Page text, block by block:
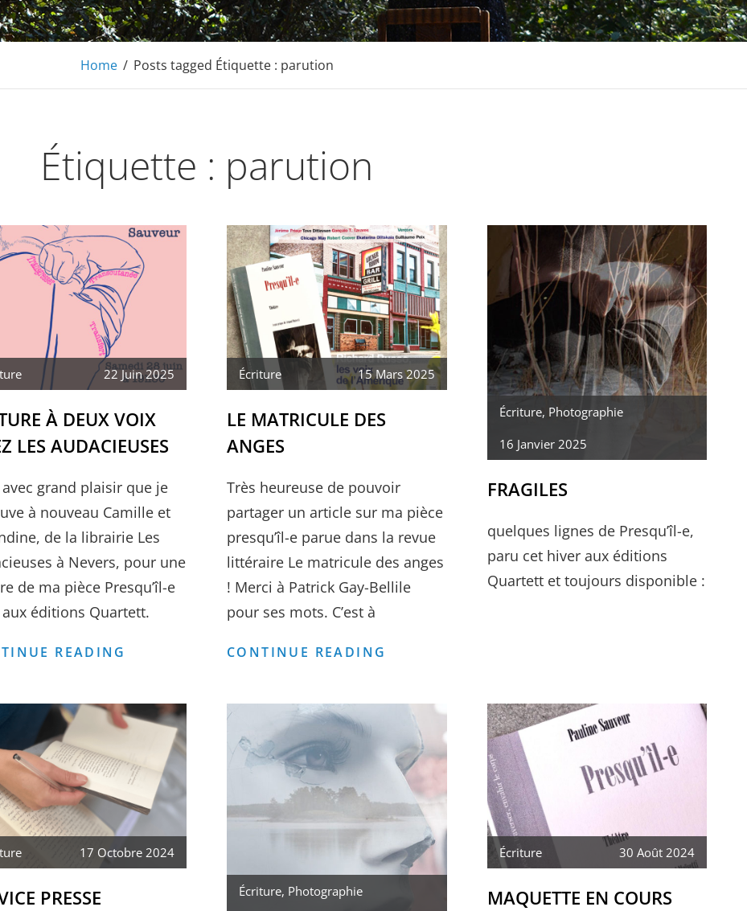
Home / Posts tagged Étiquette : parution
Étiquette : parution
22 Juin 2025
À DEUX VOIX
LES AUDACIEUSES
avec grand plaisir que je
à nouveau Camille et
de la librairie Les
à Nevers, pour une
de ma pièce Presqu’îl-e
éditions Quartett.
READING
VOIX
LES
AUDACIEUSES
Écriture 15 Mars 2025
LE MATRICULE DES
ANGES
Très heureuse de pouvoir
partager un article sur ma pièce
presqu’îl-e parue dans la revue
littéraire Le matricule des anges
! Merci à Patrick Gay-Bellile
pour ses mots. C’est à
CONTINUE READING
ANGES
Écriture, Photographie
16 Janvier 2025
FRAGILES
quelques lignes de Presqu’îl-e,
paru cet hiver aux éditions
Quartett et toujours disponible :
17 Octobre 2024
PRESSE
Écriture, Photographie
Écriture 30 Août 2024
MAQUETTE EN COURS